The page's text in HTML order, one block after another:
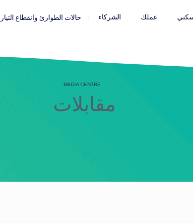
عملك الشركاء حالات الطوارئ وانقطاع التيار
MEDIA CENTRE
مقابلات